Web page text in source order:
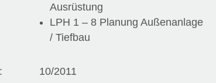
Ausrüstung
LPH 1 – 8 Planung Außenanlage
/ Tiefbau
10/2011